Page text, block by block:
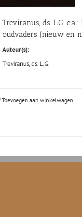
Treviranus, ds. L.G.
oudvaders (nieuw en
Auteur(s):
Treviranus, ds. L.G.
Toevoegen aan winkelwagen